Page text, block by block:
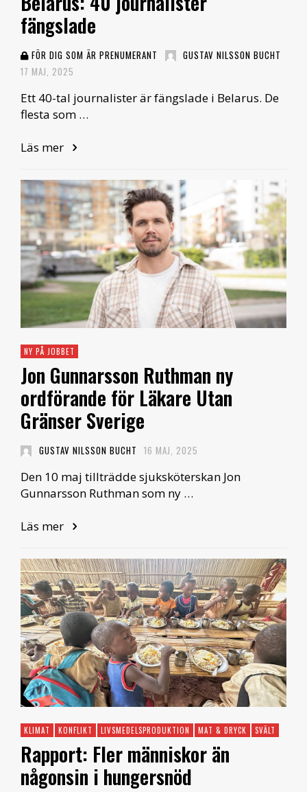
fängslade
FÖR DIG SOM ÄR PRENUMERANT
GUSTAV NILSSON BUCHT
17 MAJ, 2025
Ett 40-tal journalister är fängslade i Belarus. De
flesta som …
Läs mer
NY PÅ JOBBET
Jon Gunnarsson Ruthman ny
ordförande för Läkare Utan
Gränser Sverige
GUSTAV NILSSON BUCHT 16 MAJ, 2025
Den 10 maj tillträdde sjuksköterskan Jon
Gunnarsson Ruthman som ny …
Läs mer
KLIMAT KONFLIKT LIVSMEDELSPRODUKTION MAT & DRYCK SVÄLT
Rapport: Fler människor än
någonsin i hungersnöd